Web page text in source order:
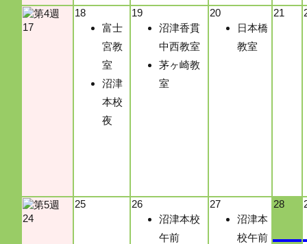
17
18
富士
宮教
室
沼津
本校
夜
19
沼津香貫
中西教室
茅ヶ崎教
室
20
日本橋
教室
21
24
25
26
沼津本校
午前
27
沼津本
校午前
28